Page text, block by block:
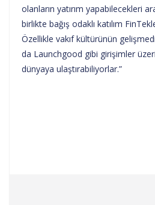
olanların yatırım yapabilecekleri
birlikte bağış odaklı katılım
Özellikle vakıf kültürünün
da Launchgood gibi girişimler
dünyaya ulaştırabiliyorlar.”